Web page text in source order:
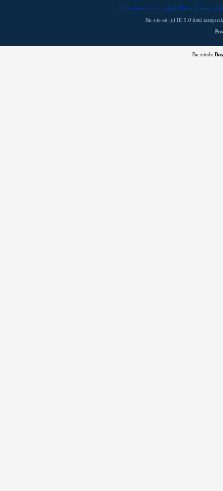
Ozon Jeneratörü Soğuk Hava Deposu
Bu site en iyi IE 5.0 üstü
Bu sitede